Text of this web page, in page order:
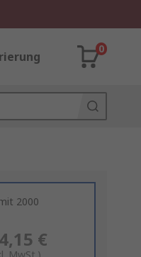
0
2000
€